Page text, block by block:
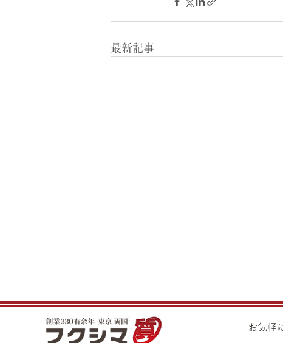
最新記事
ながら、下記日程を夏季休業とさ
せて頂きます。 ◆夏季休業期間
8月11日（火）～8月16日（日）
お気軽